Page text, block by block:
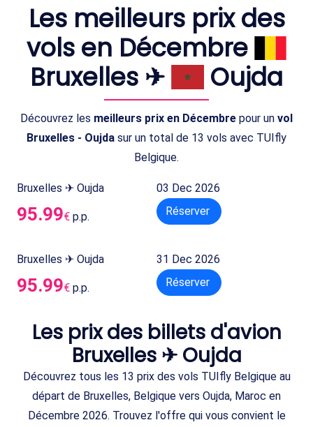
Les meilleurs prix des
vols en Décembre
Bruxelles ✈
Oujda
Découvrez les meilleurs prix en Décembre pour un vol
Bruxelles - Oujda sur un total de 13 vols avec TUIfly
Belgique.
Bruxelles ✈ Oujda 03 Dec 2026
95.99€ p.p. Réserver
Bruxelles ✈ Oujda 31 Dec 2026
95.99€ p.p. Réserver
Les prix des billets d'avion
Bruxelles ✈ Oujda
Découvrez tous les 13 prix des vols TUIfly Belgique au
départ de Bruxelles, Belgique vers Oujda, Maroc en
Décembre 2026. Trouvez l'offre qui vous convient le